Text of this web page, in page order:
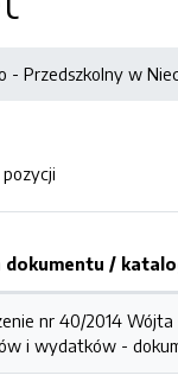
- Przedszkolny w
pozycji
dokumentu /
nr 40/2014
i wydatków -